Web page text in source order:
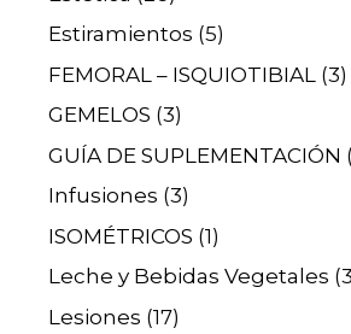
Estiramientos (5)
FEMORAL – ISQUIOTIBIAL (3)
GEMELOS (3)
GUÍA DE SUPLEMENTACIÓN
Infusiones (3)
ISOMÉTRICOS (1)
Leche y Bebidas Vegetales
Lesiones (17)